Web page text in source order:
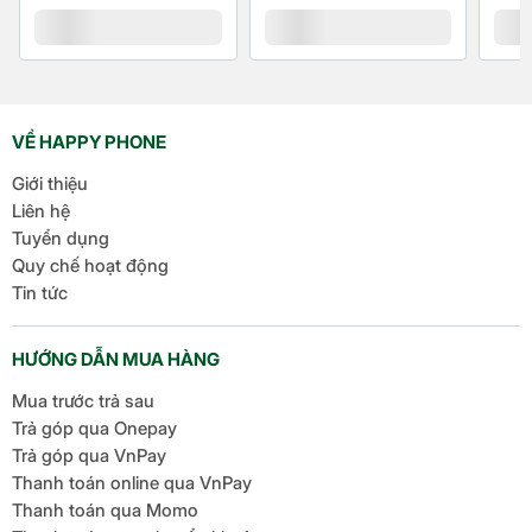
nối/sạc
Jack tai
nghe
TÍNH NĂNG
Kháng
nước, bụi
Bảo mật
nâng cao
VỀ HAPPY PHONE
Giới thiệu
Liên hệ
Tuyển dụng
Quy chế hoạt động
Tin tức
HƯỚNG DẪN MUA HÀNG
Mua trước trả sau
Trả góp qua Onepay
Trả góp qua VnPay
Thanh toán online qua VnPay
Thanh toán qua Momo